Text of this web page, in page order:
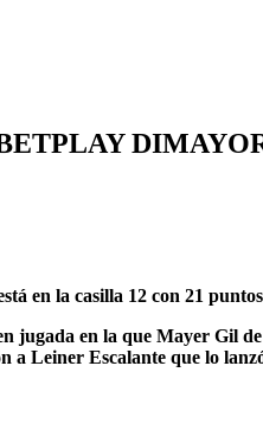
la casilla 12 con 21
jugada en la que Mayer Gil
Leiner Escalante que lo